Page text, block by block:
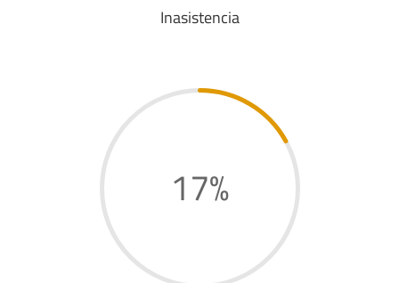
Inasistencia
17%